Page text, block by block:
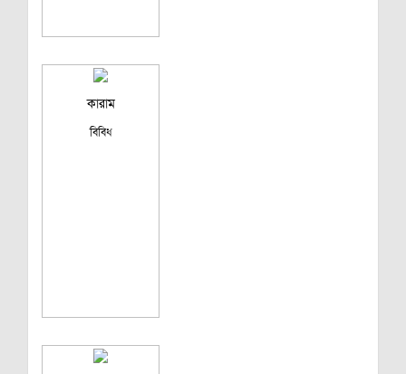
কারাম
বিবিধ